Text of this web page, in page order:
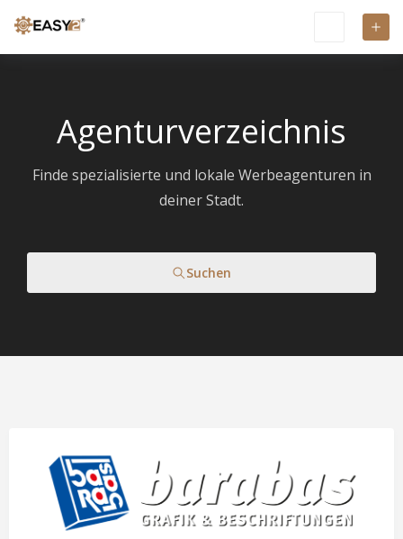
Agenturverzeichnis
Finde spezialisierte und lokale Werbeagenturen in
deiner Stadt.
Suchen